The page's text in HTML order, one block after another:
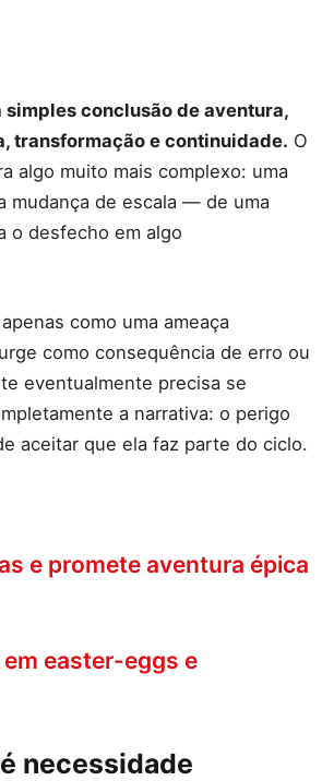
simples conclusão de aventura,
transformação e continuidade. O
algo muito mais complexo: uma
mudança de escala — de uma
o desfecho em algo
como uma ameaça
como consequência de erro ou
eventualmente precisa se
a narrativa: o perigo
aceitar que ela faz parte do ciclo.
e promete aventura épica
easter-eggs e
necessidade